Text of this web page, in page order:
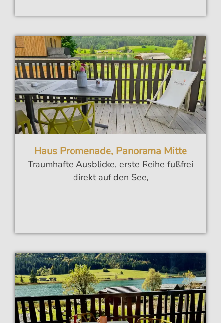
Haus Promenade, Panorama Mitte
Traumhafte Ausblicke, erste Reihe fußfrei
direkt auf den See,